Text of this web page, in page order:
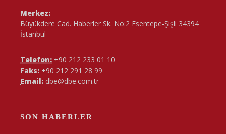
Merkez:
Büyükdere Cad. Haberler Sk. No:2 Esentepe-Şişli 34394
İstanbul
Telefon: +90 212 233 01 10
Faks: +90 212 291 28 99
Email: dbe@dbe.com.tr
SON HABERLER